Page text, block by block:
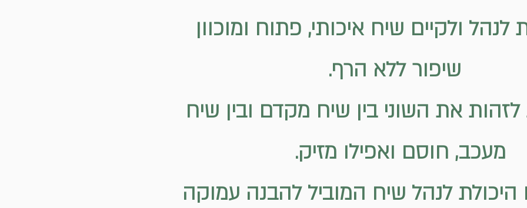
לנהל ולקיים שיח איכותי, פתוח ומוכוון
שיפור ללא הרף.
לזהות את השוני בין שיח מקדם ובין שיח
מעכב, חוסם ואפילו מזיק.
היכולת לנהל שיח המוביל להבנה עמוקה